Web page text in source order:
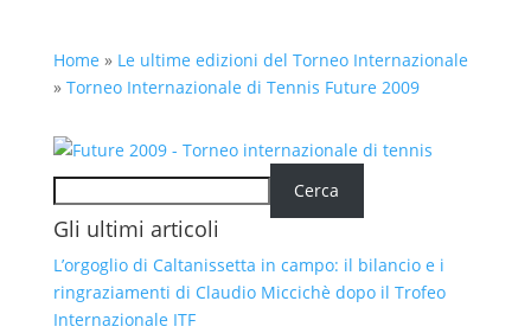
Home » Le ultime edizioni del Torneo Internazionale
» Torneo Internazionale di Tennis Future 2009
Cerca
Cerca
Gli ultimi articoli
L’orgoglio di Caltanissetta in campo: il bilancio e i
ringraziamenti di Claudio Miccichè dopo il Trofeo
Internazionale ITF